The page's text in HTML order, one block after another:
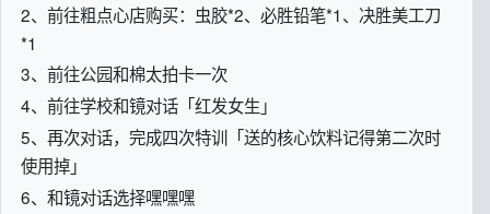
2、前往粗点心店购买：虫胶*2、必胜铅笔*1、决胜美工刀
*1
3、前往公园和棉太拍卡一次
4、前往学校和镜对话「红发女生」
5、再次对话，完成四次特训「送的核心饮料记得第二次时
使用掉」
6、和镜对话选择嘿嘿嘿